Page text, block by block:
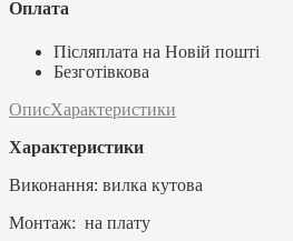
Оплата
Післяплата на Новій пошті
Безготівкова
ОписХарактеристики
Характеристики
Виконання: вилка кутова
Монтаж: на плату